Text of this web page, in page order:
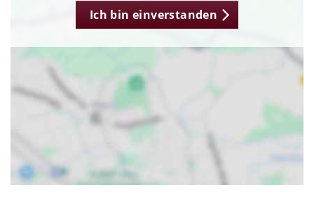
Ich bin einverstanden